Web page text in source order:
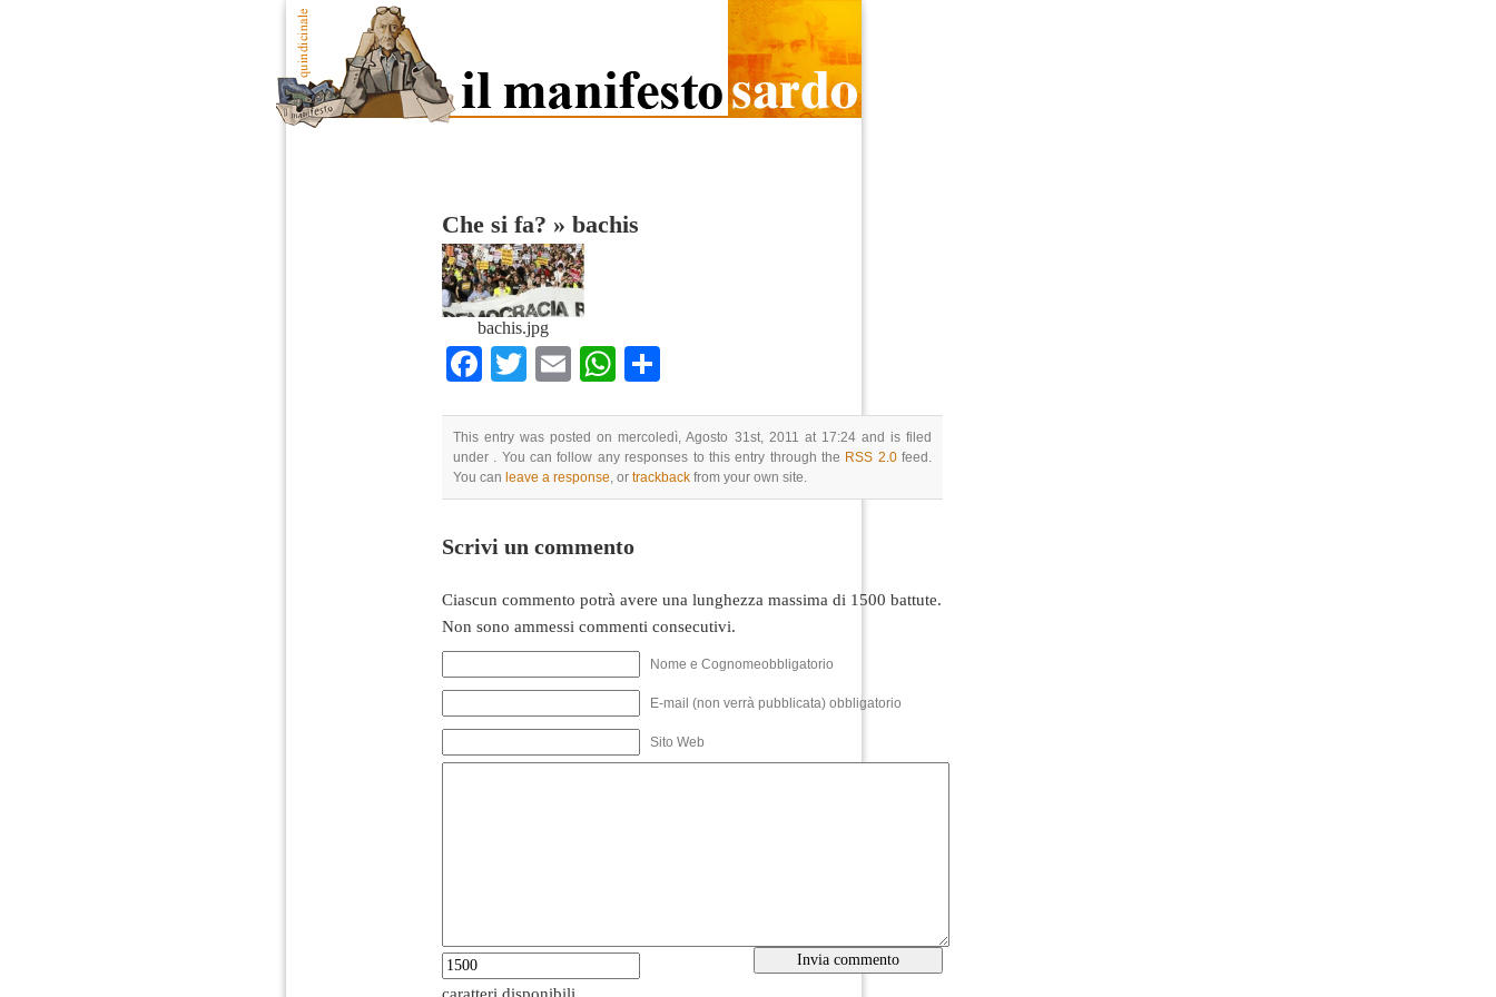
Che si fa? » bachis
bachis.jpg
Facebook
TwitterEmailWhatsApp
This entry was posted on mercoledì, Agosto 31st, 2011 at 17:24 and is filed
under . You can follow any responses to this entry through the RSS 2.0feed.
You can leave a response, or trackback from your own site.
Scrivi un commento
Ciascun commento potrà avere una lunghezza massima di 1500 battute.
Non sono ammessi commenti consecutivi.
Nome e Cognomeobbligatorio
E-mail (non verrà pubblicata) obbligatorio
Sito Web